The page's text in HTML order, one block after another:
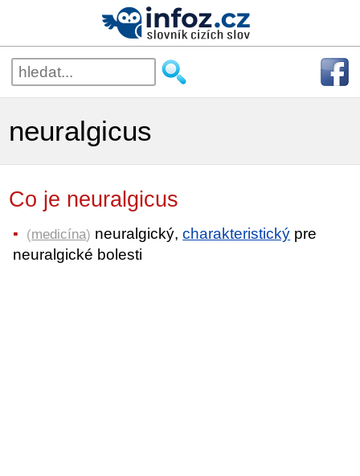
neuralgicus
Co je neuralgicus
(medicína) neuralgický,charakteristický pre
neuralgické bolesti